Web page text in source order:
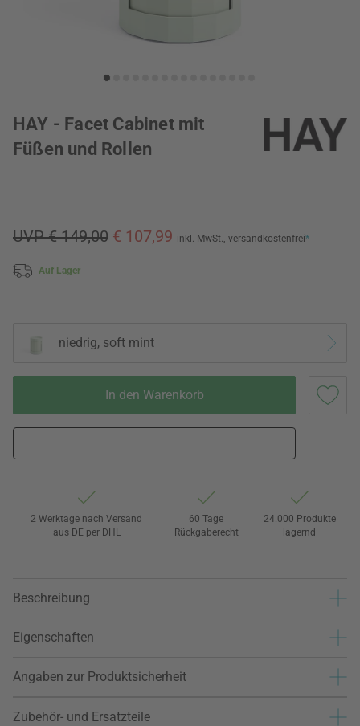
HAY - Facet Cabinet mit
Füßen und Rollen
UVP € 149,00 € 107,99 inkl. MwSt., versandkostenfrei*
Auf Lager
niedrig, soft mint
In den Warenkorb
2 Werktage nach Versand
aus DE per DHL
60 Tage
Rückgaberecht
24.000 Produkte
lagernd
Beschreibung
Eigenschaften
Angaben zur Produktsicherheit
Zubehör- und Ersatzteile